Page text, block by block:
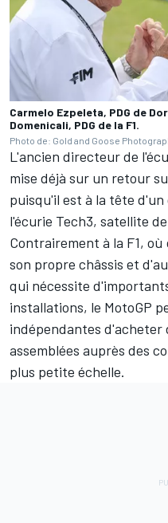
Carmelo Ezpeleta, PDG de
Domenicali, PDG de la F1.
Photo de: Gold and Goose
L'ancien directeur de
mise déjà sur un retour
puisqu'il est à la tête
l'écurie Tech3, satellite
Contrairement à la F1,
son propre châssis et
qui nécessite
installations, le MotoGP
indépendantes d'acheter
assemblées auprès des
plus petite échelle.